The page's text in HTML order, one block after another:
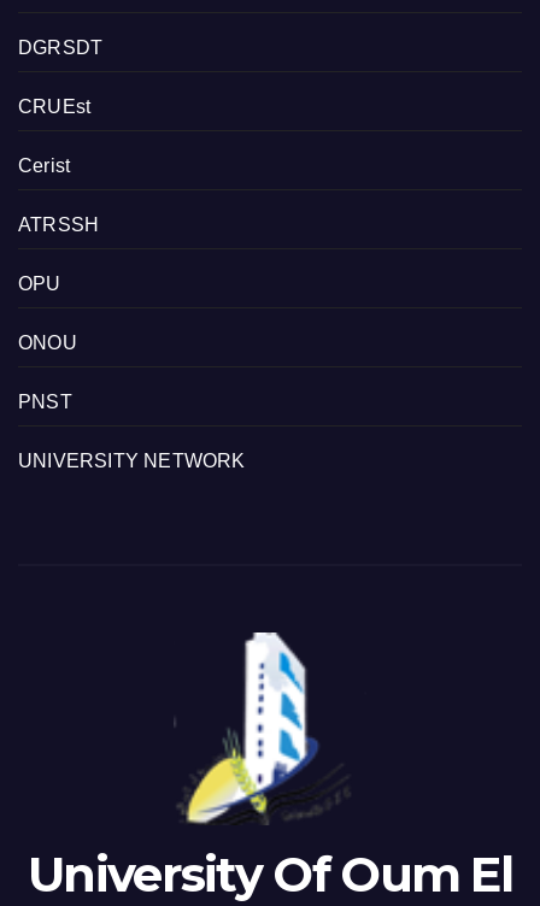
DGRSDT
CRUEst
Cerist
ATRSSH
OPU
ONOU
PNST
UNIVERSITY NETWORK
University Of Oum El